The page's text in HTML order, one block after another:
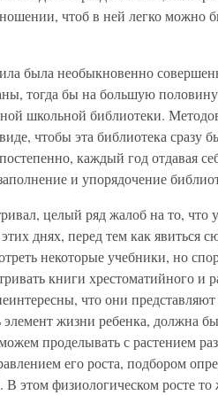
чтоб в ней легко можно
была необыкновенно
тогда бы на большую
школьной библиотеки.
чтобы эта библиотека сразу
каждый год отдавая
и упорядочение
целый ряд жалоб на то,
днях, перед тем как явиться
некоторые учебники, но
книги хрестоматийного и
что они
жизни ребенка, должна
проделывать с растением
его роста, подбором
В этом физиологическом росте то